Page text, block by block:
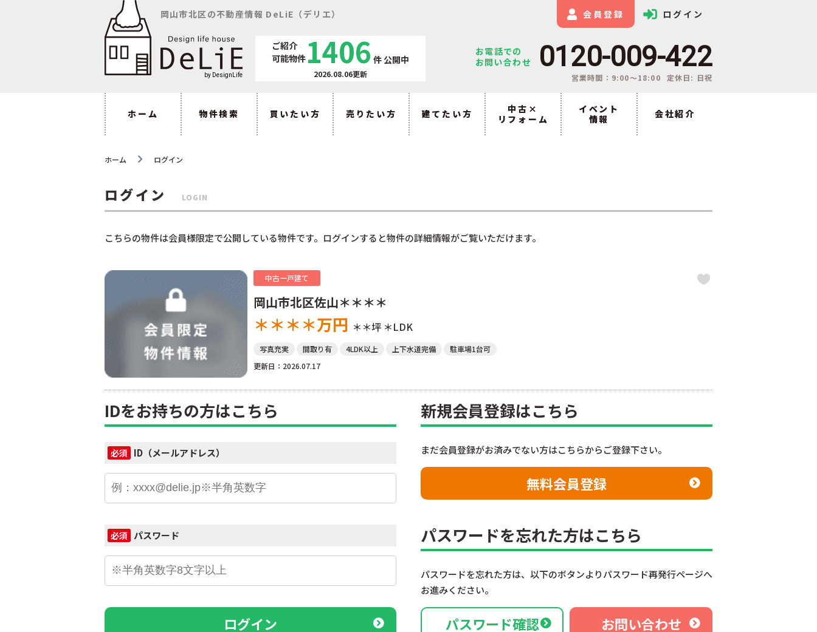
岡山市北区の不動産情報 DeLiE（デリエ） 会員登録 ログイン
ご紹介
可能物件1406 件公開中
2026.08.06更新
お電話での
お問い合わせ
0120-009-422
営業時間：9:00〜18:00 定休日: 日祝
ホーム 物件検索 買いたい方 売りたい方 建てたい方
中古×
リフォーム
イベント
情報
会社紹介
ホーム ログイン
ログイン LOGIN
こちらの物件は会員様限定で公開している物件です。ログインすると物件の詳細情報がご覧いただけます。
中古一戸建て
岡山市北区佐山＊＊＊＊
＊＊＊＊万円 ＊＊坪 ＊LDK
写真充実 間取り有 4LDK以上 上下水道完備
駐車場1台可
更新日：2026.07.17
IDをお持ちの方はこちら
必須 ID（メールアドレス）
必須 パスワード
ログイン
新規会員登録はこちら
まだ会員登録がお済みでない方はこちらからご登録下さい。
無料会員登録
パスワードを忘れた方はこちら
パスワードを忘れた方は、以下のボタンよりパスワード再発行ページへ
お進みください。
パスワード確認 お問い合わせ